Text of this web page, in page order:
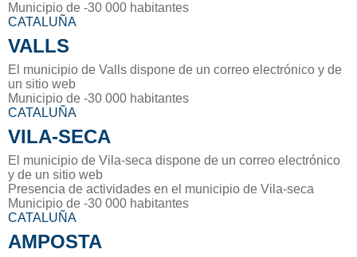
Municipio de -30 000 habitantes
CATALUÑA
VALLS
El municipio de Valls dispone de un correo electrónico y de
un sitio web
Municipio de -30 000 habitantes
CATALUÑA
VILA-SECA
El municipio de Vila-seca dispone de un correo electrónico
y de un sitio web
Presencia de actividades en el municipio de Vila-seca
Municipio de -30 000 habitantes
CATALUÑA
AMPOSTA